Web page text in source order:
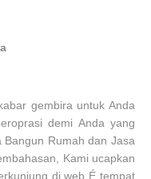
gembira untuk Anda
demi Anda yang
Bangun Rumah dan Jasa
Kami ucapkan
di web É tempat